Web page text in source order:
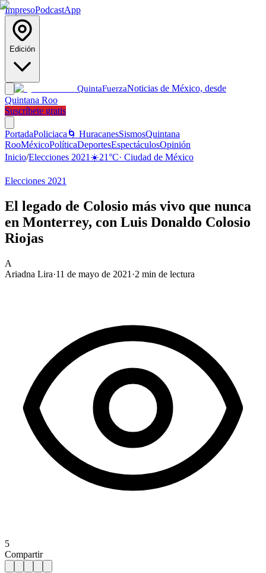
ImpresoPodcastApp
Edición
QuintaFuerzaNoticias de México, desde
Quintana Roo
Suscríbete gratis
PortadaPoliciaca 🌀 HuracanesSismosQuintana
RooMéxicoPolíticaDeportesEspectáculosOpinión
Inicio/Elecciones 2021 ☀️21°C· Ciudad de México
Elecciones 2021
El legado de Colosio más vivo que nunca
en Monterrey, con Luis Donaldo Colosio
Riojas
A
Ariadna Lira·11 de mayo de 2021 ·2 min de lectura
5
Compartir